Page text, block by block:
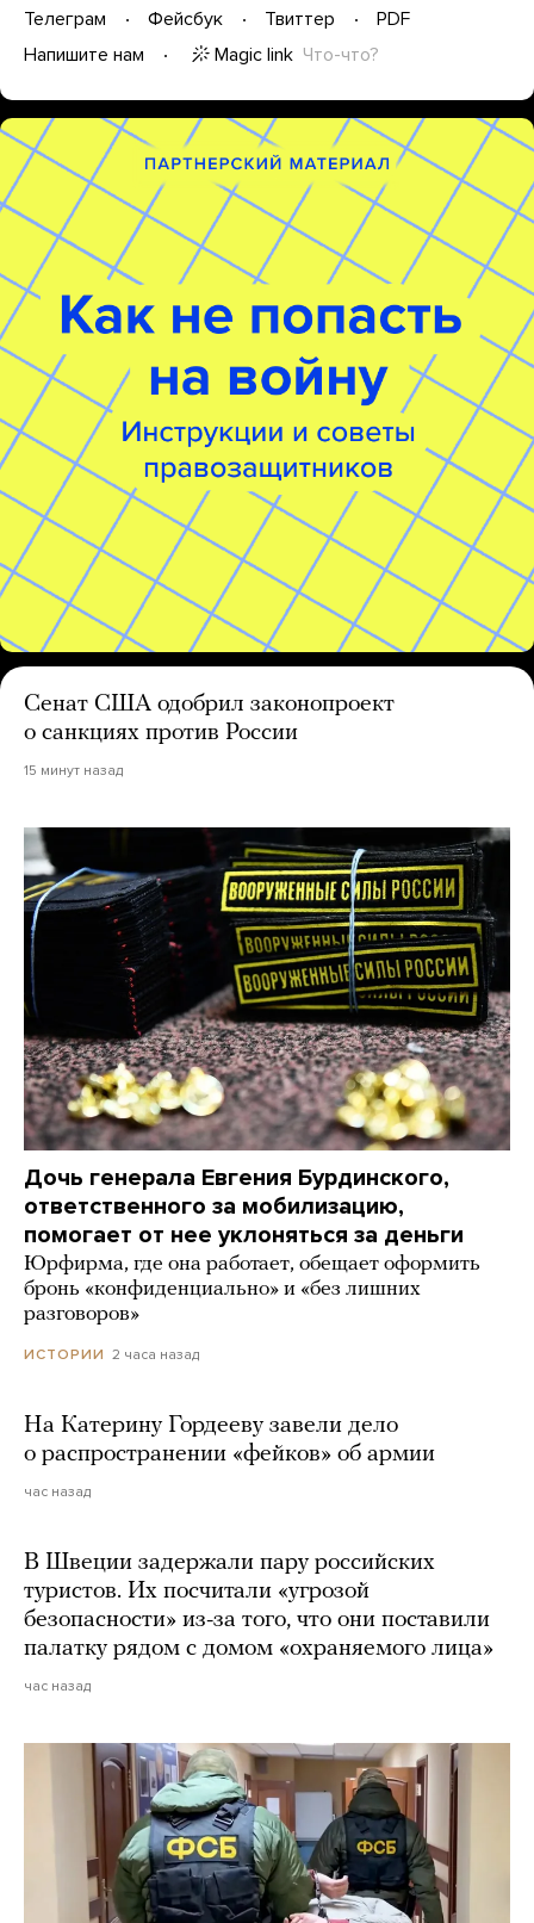
Телеграм Фейсбук Твиттер
PDF
Напишите нам
Magic link Что-что?
Сенат США одобрил законопроект
о санкциях против России
15 минут назад
Дочь генерала Евгения Бурдинского,
ответственного за мобилизацию,
помогает от нее уклоняться за деньги
Юрфирма, где она работает, обещает оформить
бронь «конфиденциально» и «без лишних
разговоров»
ИСТОРИИ 2 часа назад
На Катерину Гордееву завели дело
о распространении «фейков» об армии
час назад
В Швеции задержали пару российских
туристов. Их посчитали «угрозой
безопасности» из-за того, что они поставили
палатку рядом с домом «охраняемого лица»
час назад